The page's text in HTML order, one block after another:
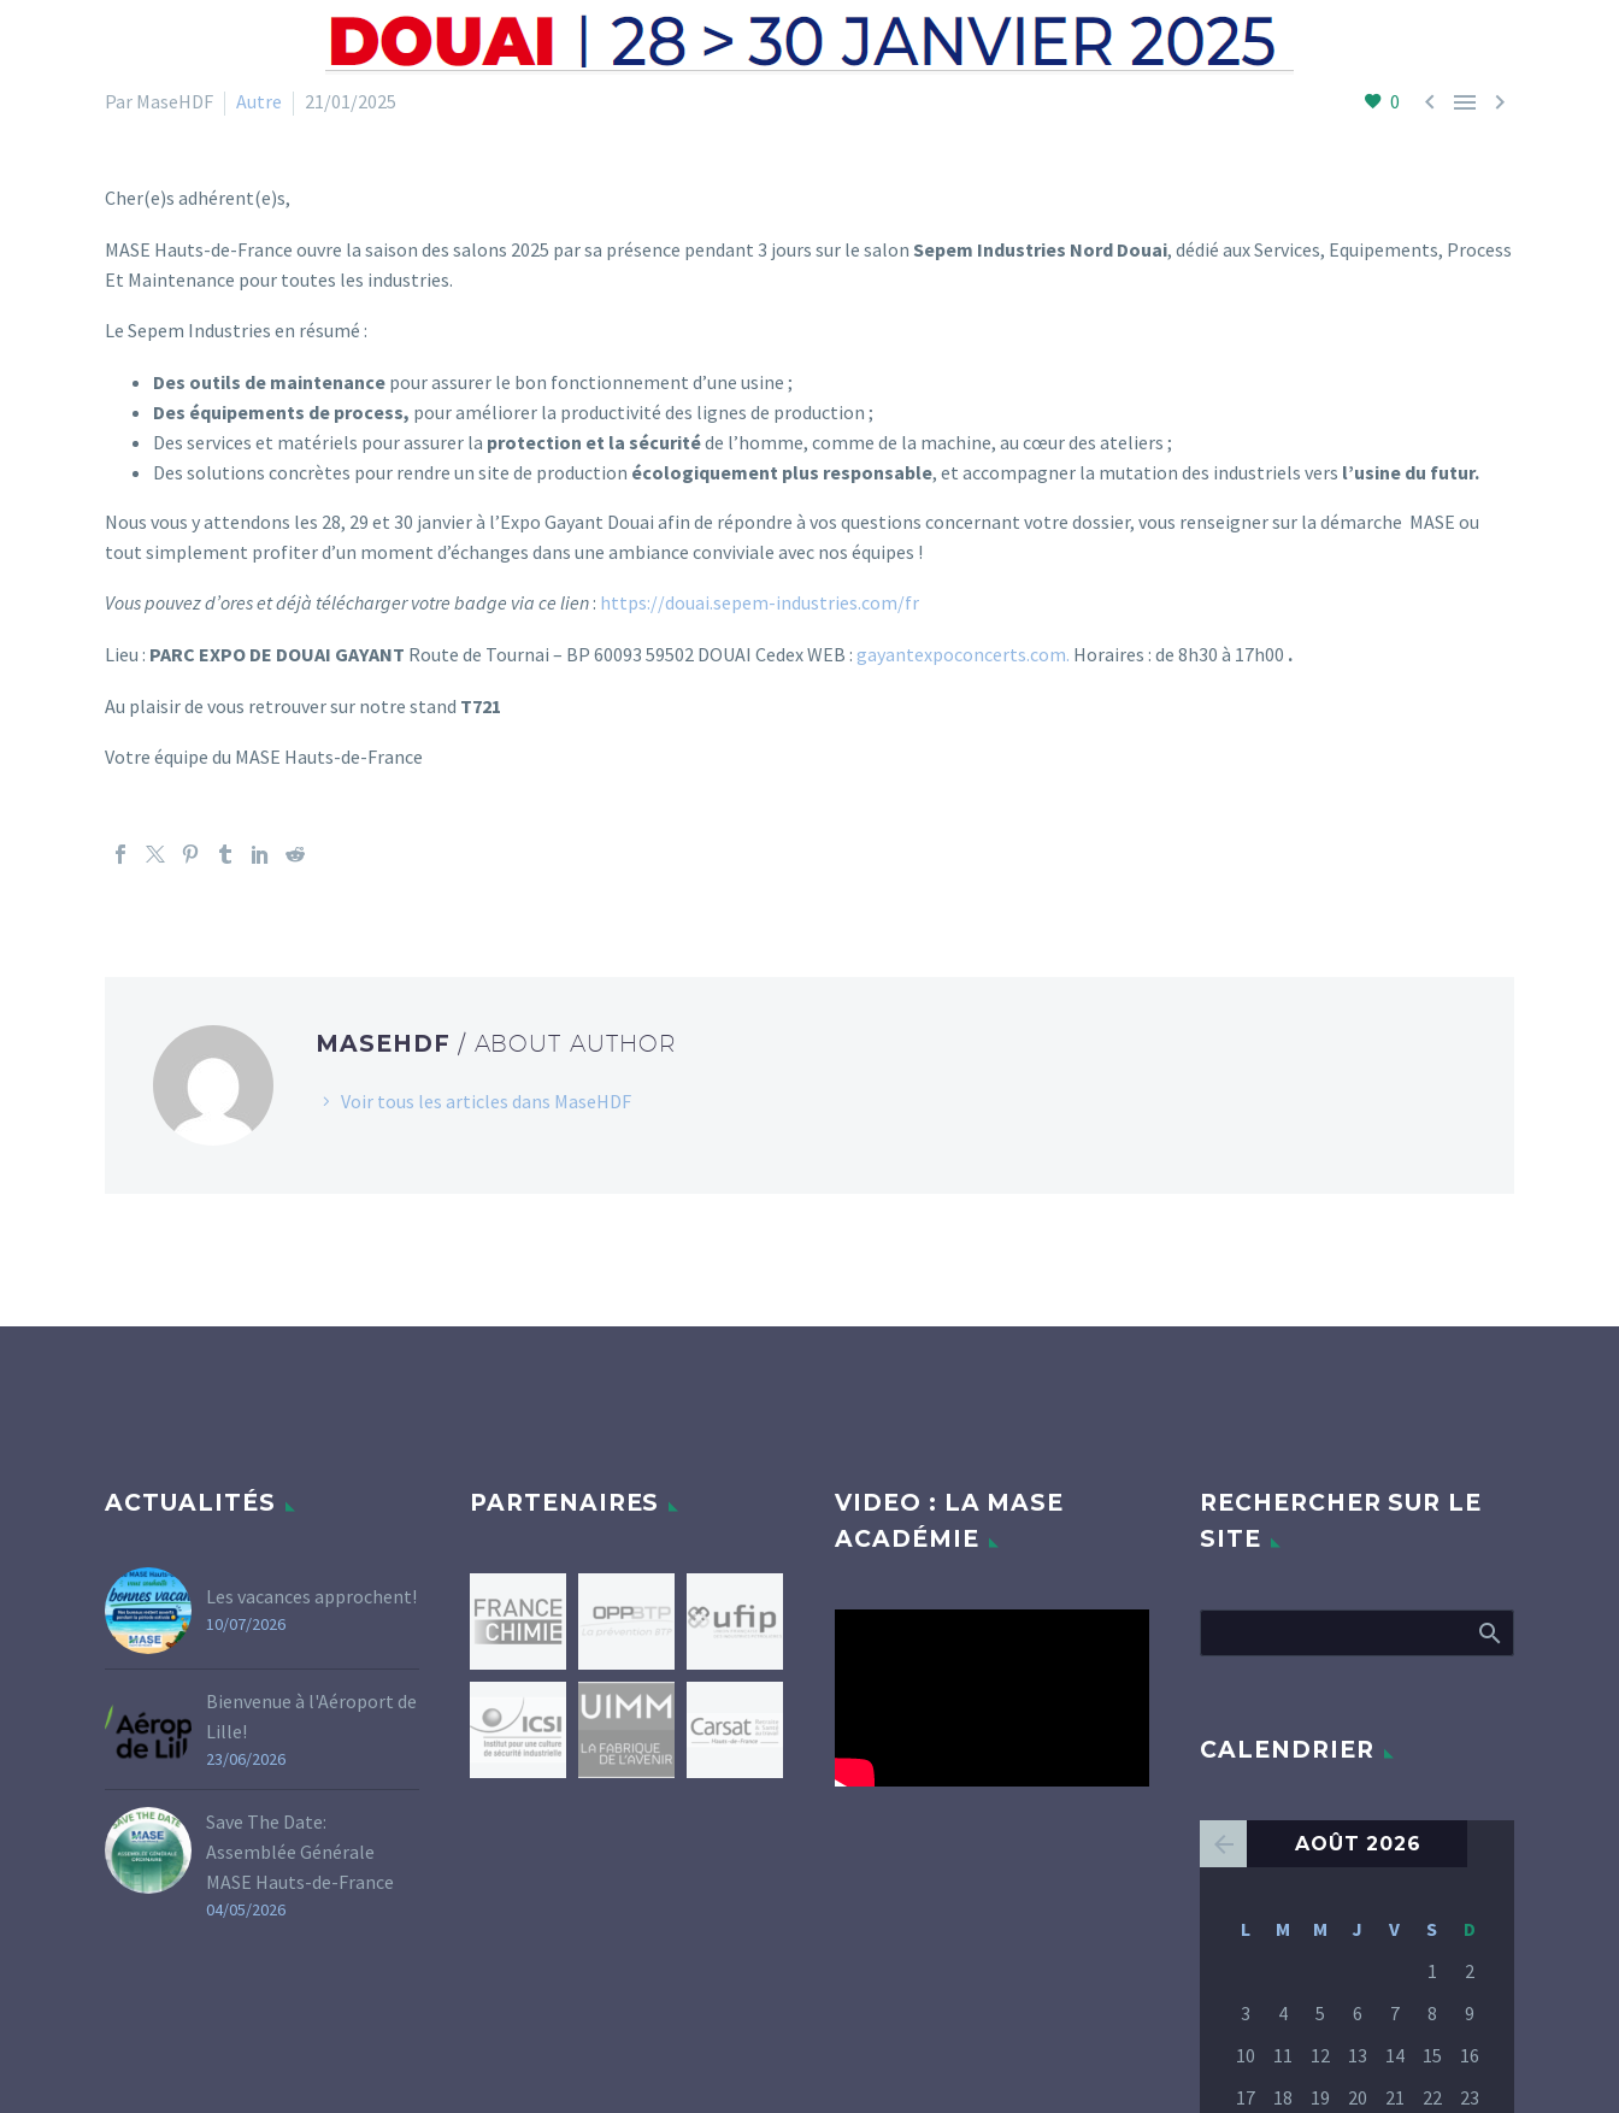
0   
Par MaseHDF Autre 21/01/2025
Cher(e)s adhérent(e)s,
MASE Hauts-de-France ouvre la saison des salons 2025 par sa présence pendant 3 jours sur le salon Sepem Industries Nord Douai, dédié aux Services, Equipements, Process
Et Maintenance pour toutes les industries.
Le Sepem Industries en résumé :
Des outils de maintenance pour assurer le bon fonctionnement d’une usine ;
Des équipements de process, pour améliorer la productivité des lignes de production ;
Des services et matériels pour assurer la protection et la sécuritéde l’homme, comme de la machine, au cœur des ateliers ;
Des solutions concrètes pour rendre un site de production écologiquement plus responsable, et accompagner la mutation des industriels vers l’usine du futur.
Nous vous y attendons les 28, 29 et 30 janvier à l’Expo Gayant Douai afin de répondre à vos questions concernant votre dossier, vous renseigner sur la démarche MASE ou
tout simplement profiter d’un moment d’échanges dans une ambiance conviviale avec nos équipes !
Vous pouvez d’ores et déjà télécharger votre badge via ce lien : https://douai.sepem-industries.com/fr
Lieu : PARC EXPO DE DOUAI GAYANT Route de Tournai – BP 60093 59502 DOUAI Cedex WEB : gayantexpoconcerts.com. Horaires : de 8h30 à 17h00 .
Au plaisir de vous retrouver sur notre stand T721
Votre équipe du MASE Hauts-de-France
MASEHDF / ABOUT AUTHOR
Voir tous les articles dans MaseHDF
ACTUALITÉS
Les vacances approchent!
10/07/2026
Bienvenue à l'Aéroport de
Lille!
23/06/2026
Save The Date:
Assemblée Générale
MASE Hauts-de-France
04/05/2026
PARTENAIRES
VIDEO : LA MASE
ACADÉMIE
RECHERCHER SUR LE
SITE
CALENDRIER
AOÛT 2026
L M M J V S
D
1
2
3
4 5 6 7 8
9
10
11 12 13 14 15
16
17
18 19 20 21 22 23